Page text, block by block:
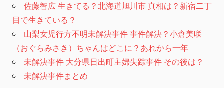
佐藤智広 生きてる？北海道旭川市 真相は？新宿二丁
目で生きている？
山梨女児行方不明未解決事件 事件解決？小倉美咲
（おぐらみさき）ちゃんはどこに？あれから一年
未解決事件 大分県日出町主婦失踪事件 その後は？
未解決事件まとめ